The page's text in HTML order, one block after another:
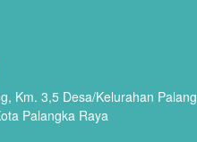
Km. 3,5 Desa/Kelurahan
Palangka Raya